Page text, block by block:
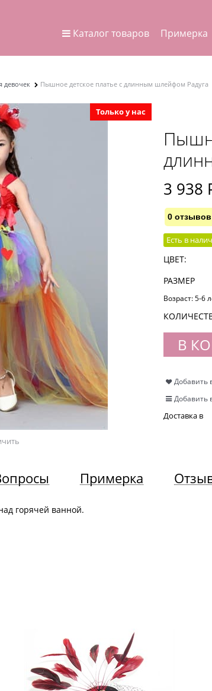
Каталог товаров Примерка
девочек Пышное детское платье с длинным шлейфом Радуга
Только у нас
3 938
0 отзывов
Есть в
ЦВЕТ:
РАЗМЕР
Возраст:5-6
В
Добавить
Добавить
Доставка в
Примерка
горячей ванной.